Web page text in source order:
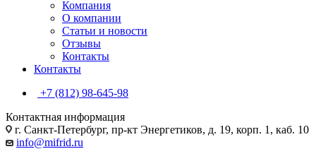
Компания
О компании
Статьи и новости
Отзывы
Контакты
Контакты
+7 (812) 98-645-98
Контактная информация
г. Санкт-Петербург, пр-кт Энергетиков, д. 19, корп. 1, каб. 10
info@mifrid.ru